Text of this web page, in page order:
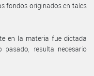
fondos originados en tales
en la materia fue dictada
resulta necesario